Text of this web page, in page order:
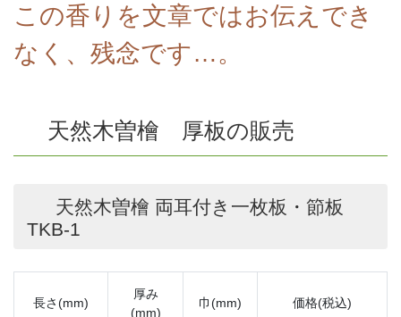
この香りを文章ではお伝えでき
なく、残念です…。
天然木曽檜 厚板の販売
天然木曽檜 両耳付き一枚板・節板
TKB-1
長さ(mm)
厚み
(mm)
巾(mm) 価格(税込)